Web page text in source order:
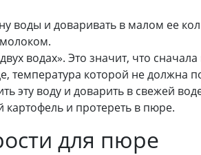
воды и доваривать в малом ее
водах». Это значит, что
температура которой не должна
эту воду и доварить в свежей
и протереть в пюре.
для пюре